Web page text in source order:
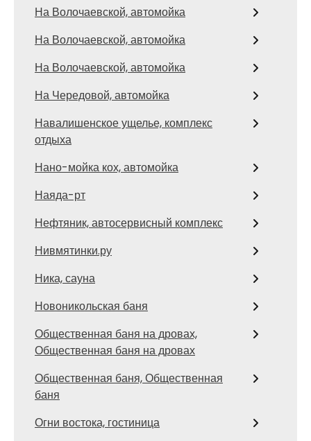
На Волочаевской, автомойка
На Волочаевской, автомойка
На Волочаевской, автомойка
На Чередовой, автомойка
Навалишенское ущелье, комплекс
отдыха
Нано-мойка кох, автомойка
Наяда-рт
Нефтяник, автосервисный комплекс
Нивмятинки.ру
Ника, сауна
Новоникольская баня
Общественная баня на дровах,
Общественная баня на дровах
Общественная баня, Общественная
баня
Огни востока, гостиница